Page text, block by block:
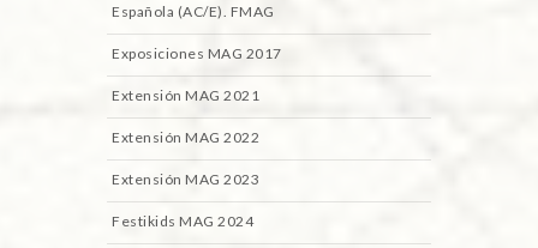
Española (AC/E). FMAG
Exposiciones MAG 2017
Extensión MAG 2021
Extensión MAG 2022
Extensión MAG 2023
Festikids MAG 2024